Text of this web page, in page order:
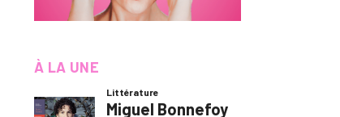
À LA UNE